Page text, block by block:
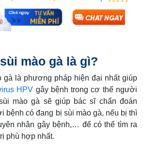
mào gà là gì?
gà là phương pháp hiện đại nhất giúp
HPV gây bệnh trong cơ thể người
mào gà sẽ giúp bác sĩ chẩn đoán
bệnh có đang bị sùi mào gà, nếu bị thì
nhân gây bệnh,… để có thể tìm ra
phù hợp nhất.